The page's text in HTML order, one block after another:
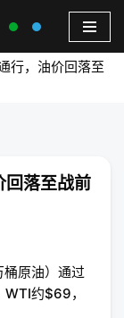
行，油价回落至
回落至战前
原油）通过
约$69，